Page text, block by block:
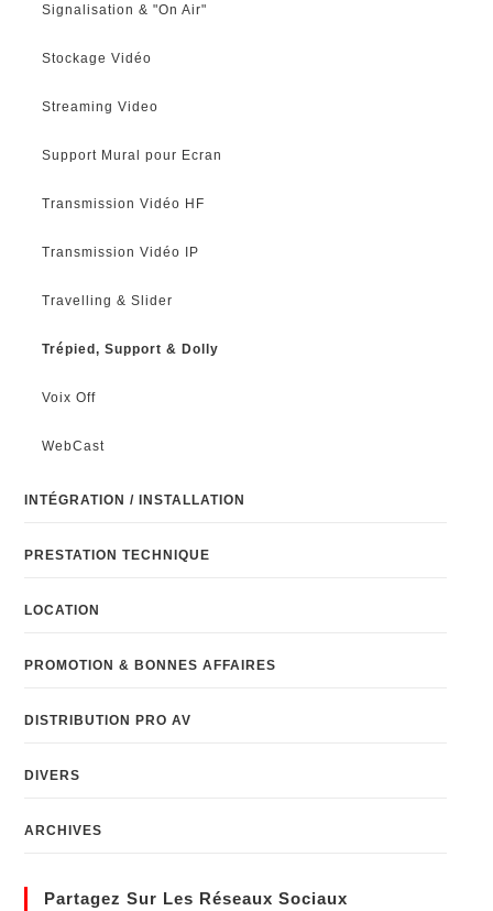
Signalisation & "On Air"
Stockage Vidéo
Streaming Video
Support Mural pour Ecran
Transmission Vidéo HF
Transmission Vidéo IP
Travelling & Slider
Trépied, Support & Dolly
Voix Off
WebCast
INTÉGRATION / INSTALLATION
PRESTATION TECHNIQUE
LOCATION
PROMOTION & BONNES AFFAIRES
DISTRIBUTION PRO AV
DIVERS
ARCHIVES
Partagez Sur Les Réseaux Sociaux